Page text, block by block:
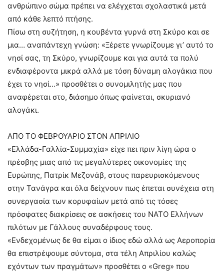
ανθρώπινο σώμα πρέπει να ελέγχεται σχολαστικά μετά
από κάθε λεπτό πτήσης.
Πίσω στη συζήτηση, η κουβέντα γυρνά στη Σκύρο και σε
μια… αναπάντεχη γνώση: «Ξέρετε γνωρίζουμε γι’ αυτό το
νησί σας, τη Σκύρο, γνωρίζουμε και για αυτά τα πολύ
ενδιαφέροντα μικρά αλλά με τόση δύναμη αλογάκια που
έχει το νησί…» προσθέτει ο συνομιλητής μας που
αναφέρεται στο, διάσημο όπως φαίνεται, σκυριανό
αλογάκι.
ΑΠΟ ΤΟ ΦΕΒΡΟΥΑΡΙΟ ΣΤΟΝ ΑΠΡΙΛΙΟ
«Ελλάδα-Γαλλία-Συμμαχία» είχε πει πριν λίγη ώρα ο
πρέσβης μιας από τις μεγαλύτερες οικονομίες της
Ευρώπης, Πατρίκ Μεζονάβ, στους παρευρισκόμενους
στην Τανάγρα και όλα δείχνουν πως έπεται συνέχεια στη
συνεργασία των κορυφαίων μετά από τις τόσες
πρόσφατες διακρίσεις σε ασκήσεις του ΝΑΤΟ Ελλήνων
πιλότων με Γάλλους συναδέρφους τους.
«Ενδεχομένως δε θα είμαι ο ίδιος εδώ αλλά ως Αεροπορία
θα επιστρέψουμε σύντομα, στα τέλη Απριλίου καλώς
εχόντων των πραγμάτων» προσθέτει ο «Greg» που